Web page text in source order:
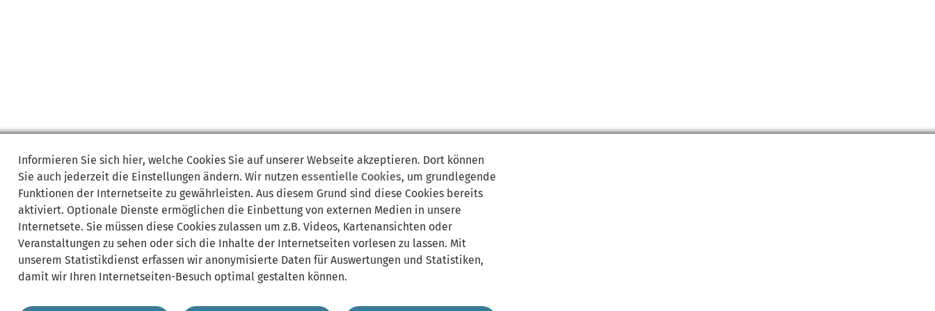
Informieren Sie sich hier, welche Cookies Sie auf unserer Webseite akzeptieren. Dort können
Sie auch jederzeit die Einstellungen ändern. Wir nutzen essentielle Cookies, um grundlegende
Funktionen der Internetseite zu gewährleisten. Aus diesem Grund sind diese Cookies bereits
aktiviert. Optionale Dienste ermöglichen die Einbettung von externen Medien in unsere
Internetsete. Sie müssen diese Cookies zulassen um z.B. Videos, Kartenansichten oder
Veranstaltungen zu sehen oder sich die Inhalte der Internetseiten vorlesen zu lassen. Mit
unserem Statistikdienst erfassen wir anonymisierte Daten für Auswertungen und Statistiken,
damit wir Ihren Internetseiten-Besuch optimal gestalten können.